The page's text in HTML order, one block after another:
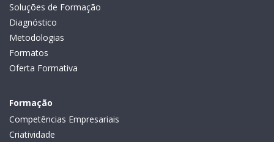
Soluções de Formação
Diagnóstico
Metodologias
Formatos
Oferta Formativa
Formação
Competências Empresariais
Criatividade